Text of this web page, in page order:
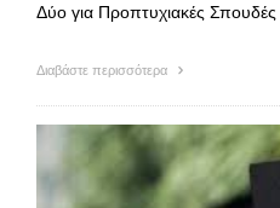
Δύο για Προπτυχιακές
Διαβάστε περισσότερα